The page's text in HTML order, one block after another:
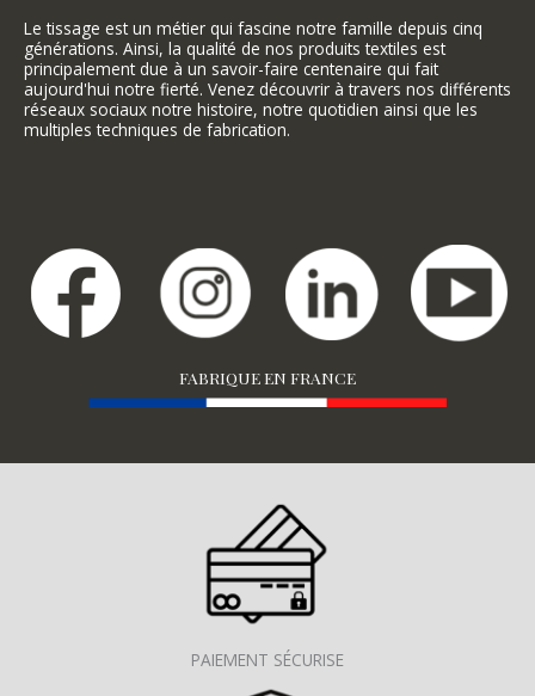
Le tissage est un métier qui fascine notre famille depuis cinq
générations. Ainsi, la qualité de nos produits textiles est
principalement due à un savoir-faire centenaire qui fait
aujourd'hui notre fierté. Venez découvrir à travers nos différents
réseaux sociaux notre histoire, notre quotidien ainsi que les
multiples techniques de fabrication.
FABRIQUE EN FRANCE
PAIEMENT SÉCURISE